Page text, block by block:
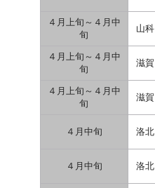
４月上旬～４月中
旬
山科
４月上旬～４月中
旬
滋賀
４月上旬～４月中
旬
滋賀
４月中旬 洛北
４月中旬 洛北